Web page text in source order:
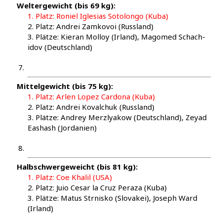
Wel­ter­ge­wicht (bis 69 kg):
1. Platz: Roniel Igle­si­as Soto­lon­go (Kuba)
2. Platz: And­rei Zam­ko­voi (Russ­land)
3. Plät­ze: Kier­an Mol­loy (Irland), Mago­med Schach­
idov (Deutsch­land)
Mit­tel­ge­wicht (bis 75 kg):
1. Platz: Arlen Lopez Car­do­na (Kuba)
2. Platz: And­rei Kovalch­uk (Russ­land)
3. Plät­ze: Andrey Merz­l­ya­kow (Deutsch­land), Zeyad
Eas­hash (Jor­da­ni­en)
Halb­schwer­ge­weicht (bis 81 kg):
1. Platz: Coe Kha­lil (USA)
2. Platz: Juio Cesar la Cruz Peraza (Kuba)
3. Plät­ze: Matus Strnis­ko (Slo­va­kei), Joseph Ward
(Irland)